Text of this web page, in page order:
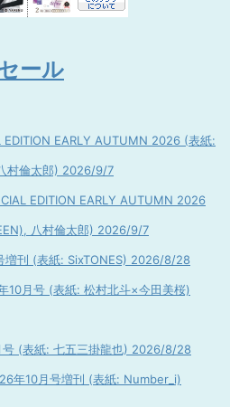
ール
EDITION EARLY AUTUMN 2026 (表紙:
村倫太郎) 2026/9/7
EDITION EARLY AUTUMN 2026
八村倫太郎) 2026/9/7
増刊 (表紙: SixTONES) 2026/8/28
10月号 (表紙: 松村北斗×今田美桜)
(表紙: 七五三掛龍也) 2026/8/28
年10月号増刊 (表紙: Number_i)